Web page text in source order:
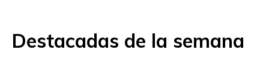
Destacadas de la semana